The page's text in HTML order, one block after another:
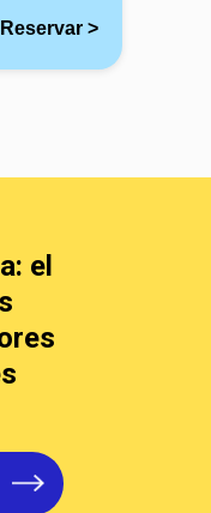
Reservar >
el